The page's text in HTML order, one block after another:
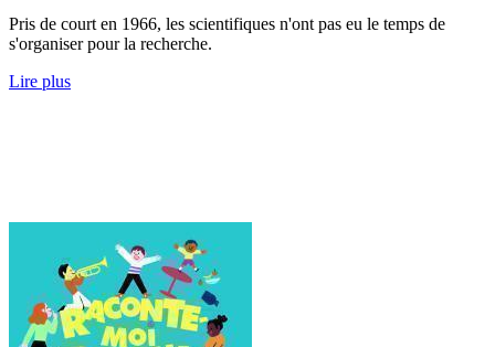
Pris de court en 1966, les scientifiques n'ont pas eu le temps de
s'organiser pour la recherche.
Lire plus